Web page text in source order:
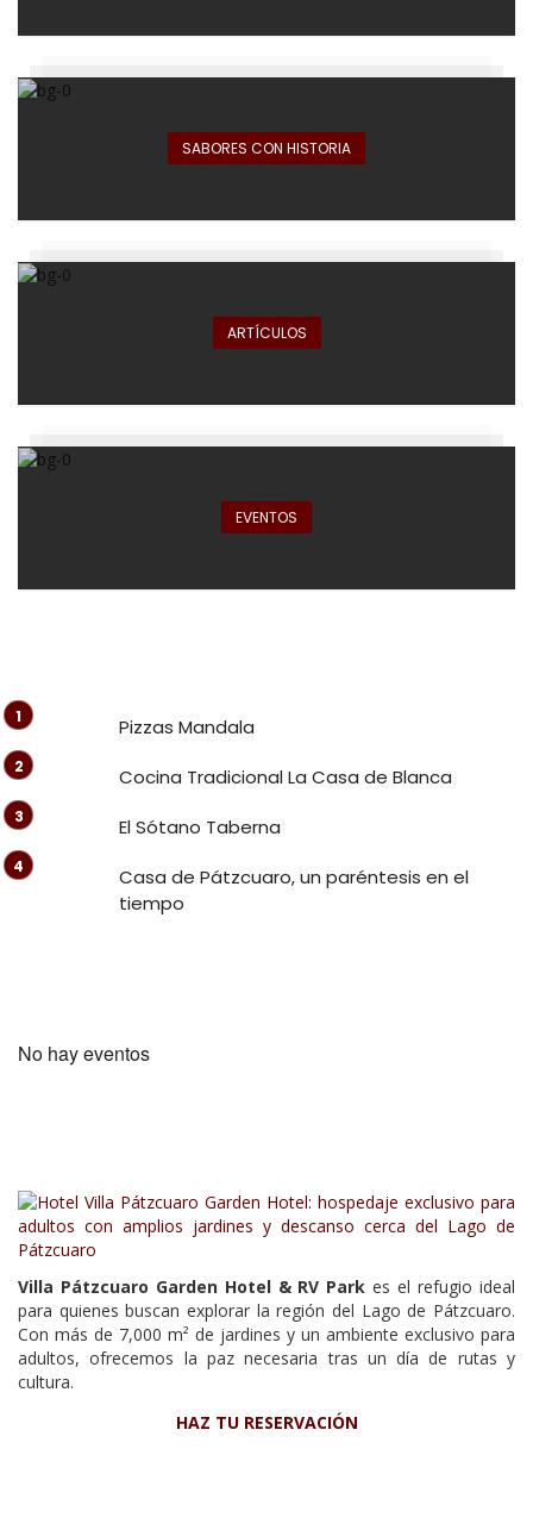
SABORES CON HISTORIA
ARTÍCULOS
EVENTOS
Pizzas Mandala
Cocina Tradicional La Casa de Blanca
El Sótano Taberna
Casa de Pátzcuaro, un paréntesis en el
tiempo
No hay eventos
Villa Pátzcuaro Garden Hotel & RV Park es el refugio ideal
para quienes buscan explorar la región del Lago de Pátzcuaro.
Con más de 7,000 m² de jardines y un ambiente exclusivo para
adultos, ofrecemos la paz necesaria tras un día de rutas y
cultura.
HAZ TU RESERVACIÓN